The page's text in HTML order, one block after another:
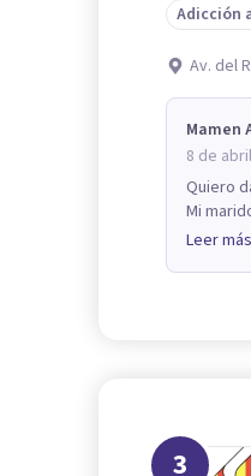
Adicción
Av. del
Mamen
8 de
Quiero
Mi
Leer más
3